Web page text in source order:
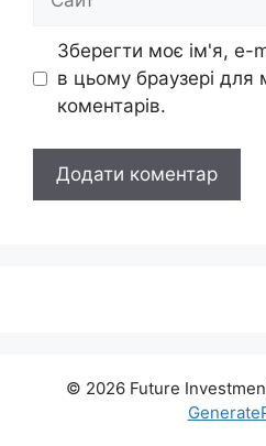
Зберегти моє ім'я, e-
в цьому браузері для
коментарів.
© 2026 Future